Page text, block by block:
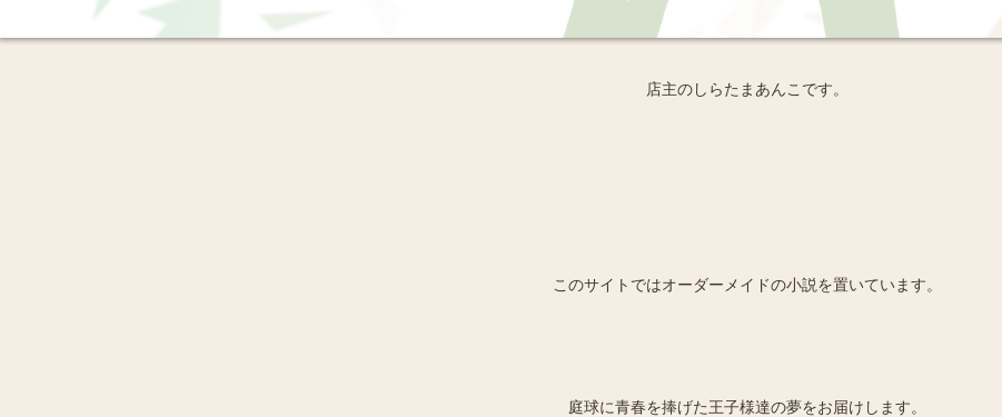
店主のしらたまあんこです。
このサイトではオーダーメイドの小説を置いています。
庭球に青春を捧げた王子様達の夢をお届けします。